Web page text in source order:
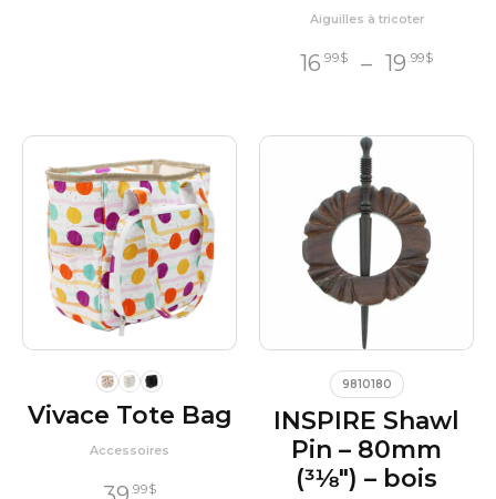
Aiguilles à tricoter
16 .99$ – 19 .99$
.99$
Vivace Tote Bag
Accessoires
.99$
9810180
INSPIRE Shawl
Pin – 80mm
(31⁄8″) – bois